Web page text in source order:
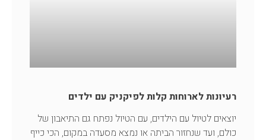
רעיונות לארוחות קלות לפיקניק עם ילדים
יוצאים לטיול עם הילדים, עם הטיול נפתח גם התיאבון של
כולם, ועד שנחזור הביתה או נמצא מסעדה במקום, הכי כייף